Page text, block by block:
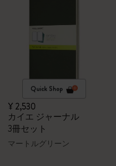
Quick Shop
¥ 2,530
カイエ ジャーナル
3冊セット
マートルグリーン